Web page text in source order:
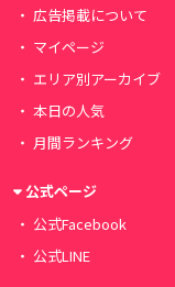
広告掲載について
マイページ
エリア別アーカイブ
本日の人気
月間ランキング
公式ページ
公式Facebook
公式LINE